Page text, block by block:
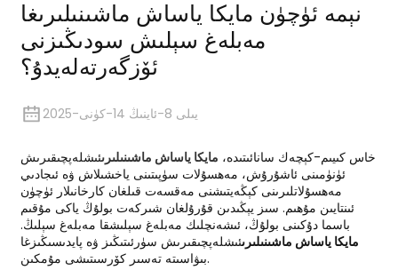
نېمە ئۈچۈن مايكا ياساش ماشىنىلىرىغا
مەبلەغ سېلىش سودىڭىزنى
ئۆزگەرتەلەيدۇ؟
2025-يىلى 8-ئاينىڭ 14-كۈنى
خاس كىيىم-كېچەك سانائىتىدە، مايكا ياساش ماشىنىلىرىئىشلەپچىقىرىش
ئۈنۈمىنى ئاشۇرۇش، مەھسۇلات سۈپىتىنى ياخشىلاش ۋە ئىجادىي
مەھسۇلاتلىرىنى كېڭەيتىشنى مەقسەت قىلغان كارخانىلار ئۈچۈن
ئىنتايىن مۇھىم. سىز يېڭىدىن قۇرۇلغان شىركەت بولۇڭ ياكى مۇقىم
باسما دۇكىنى بولۇڭ، ئىشەنچلىك مەبلەغ سېلىشقا مەبلەغ سېلىڭ.
مايكا ياساش ماشىنىلىرىئىشلەپچىقىرىش سۈرئىتىڭىز ۋە پايدىسىڭىزغا
بىۋاسىتە تەسىر كۆرسىتىشى مۇمكىن.